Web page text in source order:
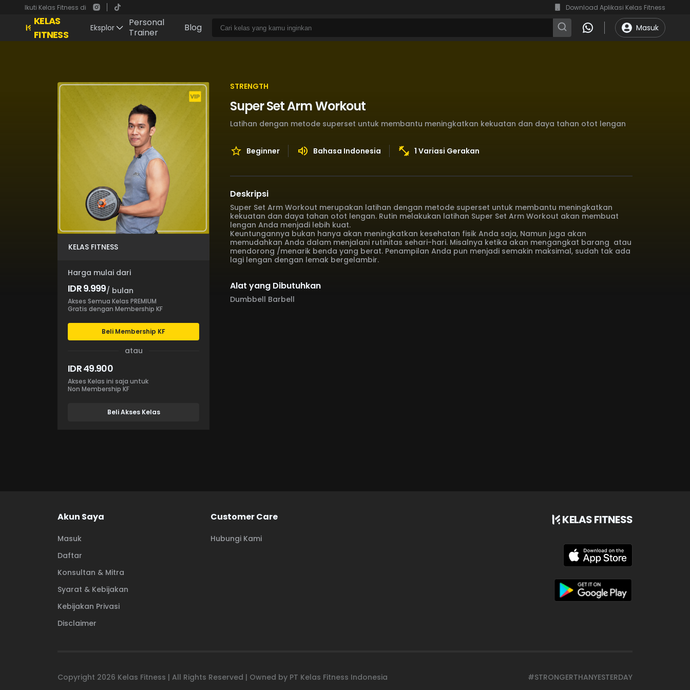
Ikuti Kelas Fitness di Download Aplikasi Kelas Fitness
KELAS
FITNESS
Eksplor
Personal
Trainer
Blog Masuk
KELAS FITNESS
Harga mulai dari
IDR 9.999/ bulan
Akses Semua Kelas PREMIUM
Gratis dengan Membership KF
Beli Membership KF
atau
IDR 49.900
Akses Kelas ini saja untuk
Non Membership KF
Beli Akses Kelas
STRENGTH
Super Set Arm Workout
Latihan dengan metode superset untuk membantu meningkatkan kekuatan dan daya tahan otot lengan
Beginner Bahasa Indonesia 1 Variasi Gerakan
Deskripsi
Super Set Arm Workout merupakan latihan dengan metode superset untuk membantu meningkatkan
kekuatan dan daya tahan otot lengan. Rutin melakukan latihan Super Set Arm Workout akan membuat
lengan Anda menjadi lebih kuat.
Keuntungannya bukan hanya akan meningkatkan kesehatan fisik Anda saja, Namun juga akan
memudahkan Anda dalam menjalani rutinitas sehari-hari. Misalnya ketika akan mengangkat barang atau
mendorong /menarik benda yang berat. Penampilan Anda pun menjadi semakin maksimal, sudah tak ada
lagi lengan dengan lemak bergelambir.
Alat yang Dibutuhkan
Dumbbell Barbell
Akun Saya
Masuk
Daftar
Konsultan & Mitra
Syarat & Kebijakan
Kebijakan Privasi
Disclaimer
Customer Care
Hubungi Kami
KELAS FITNESS
Copyright 2026 Kelas Fitness | All Rights Reserved | Owned by PT Kelas Fitness Indonesia #STRONGERTHANYESTERDAY